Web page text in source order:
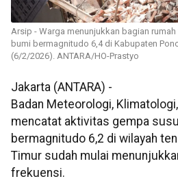
Arsip - Warga menunjukkan bagian
bumi bermagnitudo 6,4 di Kabupaten
(6/2/2026). ANTARA/HO-Prastyo
Jakarta (ANTARA) -
Badan Meteorologi,
mencatat aktivitas gempa
bermagnitudo 6,2 di wilayah
Timur sudah mulai
frekuensi.